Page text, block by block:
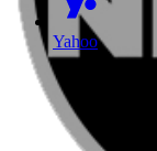
Yahoo